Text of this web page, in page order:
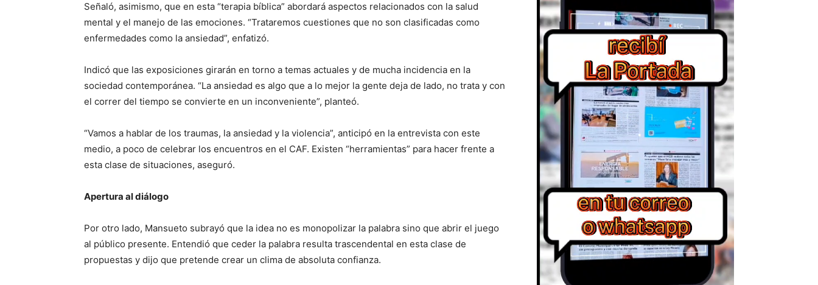
Señaló, asimismo, que en esta “terapia bíblica” abordará aspectos relacionados con la salud
mental y el manejo de las emociones. “Trataremos cuestiones que no son clasificadas como
enfermedades como la ansiedad”, enfatizó.
Indicó que las exposiciones girarán en torno a temas actuales y de mucha incidencia en la
sociedad contemporánea. “La ansiedad es algo que a lo mejor la gente deja de lado, no trata y con
el correr del tiempo se convierte en un inconveniente”, planteó.
“Vamos a hablar de los traumas, la ansiedad y la violencia”, anticipó en la entrevista con este
medio, a poco de celebrar los encuentros en el CAF. Existen “herramientas” para hacer frente a
esta clase de situaciones, aseguró.
Apertura al diálogo
Por otro lado, Mansueto subrayó que la idea no es monopolizar la palabra sino que abrir el juego
al público presente. Entendió que ceder la palabra resulta trascendental en esta clase de
propuestas y dijo que pretende crear un clima de absoluta confianza.